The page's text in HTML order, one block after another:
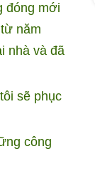
đóng mới
năm
nhà và đã
sẽ phục
công